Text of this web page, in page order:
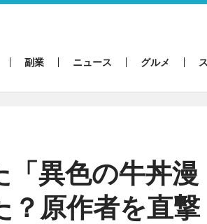
副業 ニュース グルメ
「異色の牛丼漫
？原作者を直撃